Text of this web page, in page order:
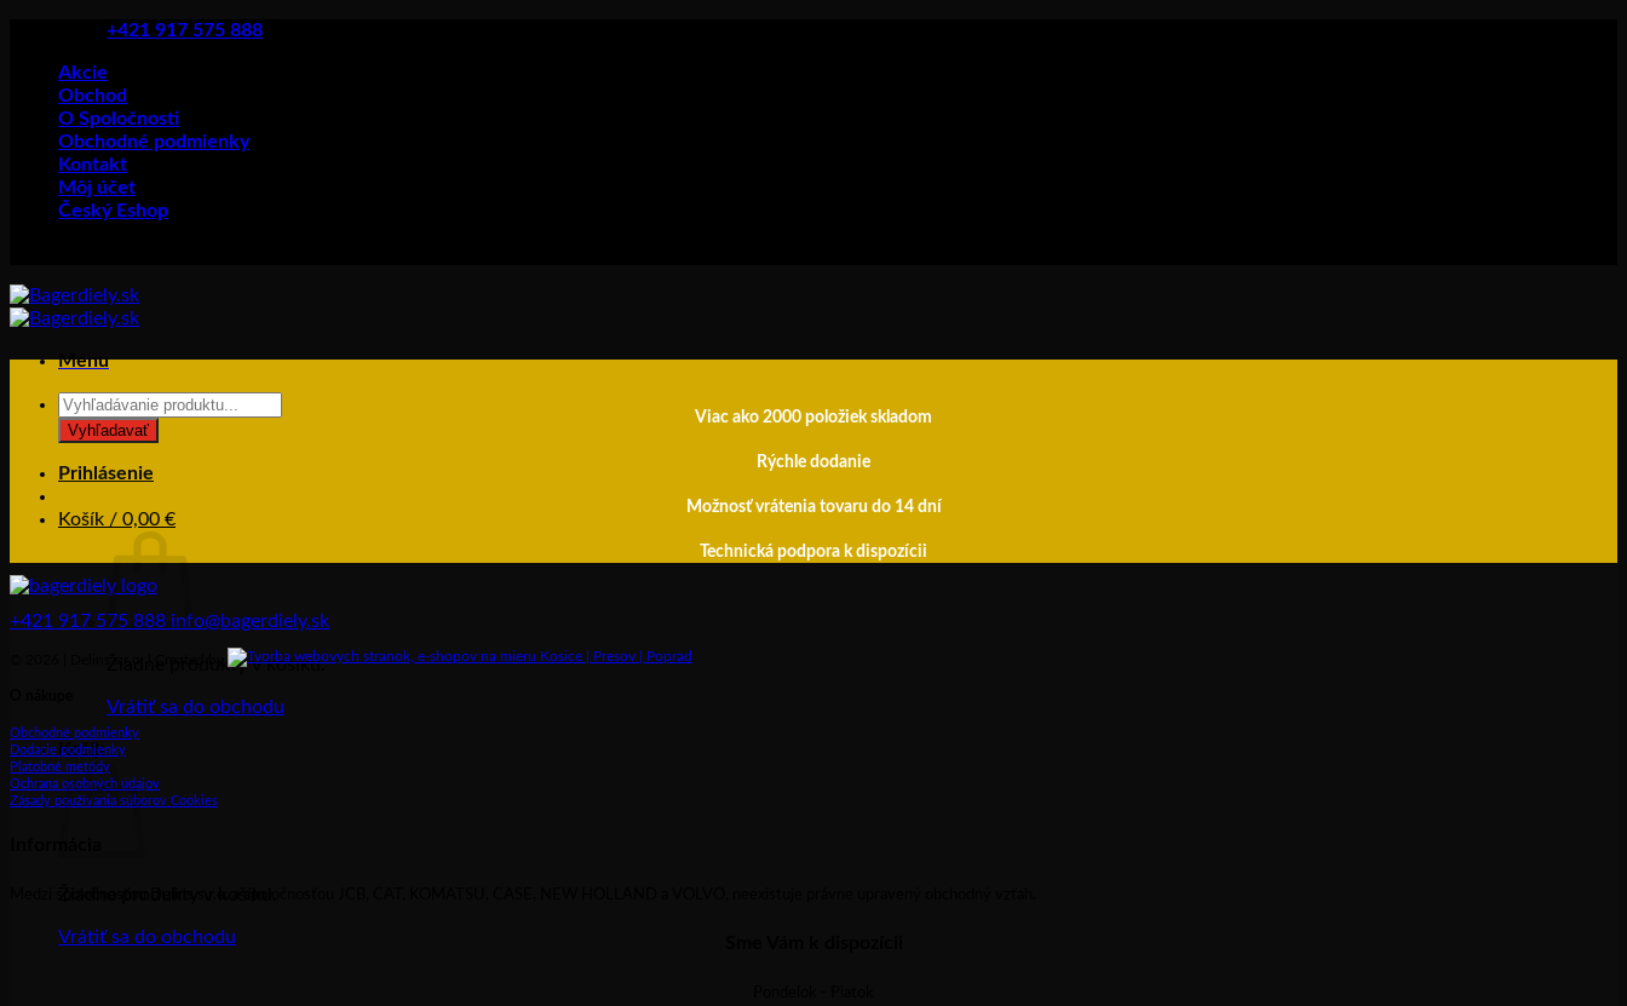
content
+421 917 575 888
Akcie
Obchod
O Spoločnosti
Obchodné podmienky
Kontakt
Môj účet
Český Eshop
Menu
Products
search
Vyhľadavať
Prihlásenie
Košík / 0,00 €
Žiadne produkty v košíku.
Vrátiť sa do obchodu
Košík
Vrátiť sa do obchodu
Viac ako 2000 položiek skladom
Rýchle dodanie
Možnosť vrátenia tovaru do 14 dní
Technická podpora k dispozícii
+421 917 575 888 info@bagerdiely.sk
Obchodné podmienky
Dodacie podmienky
Platobné metódy
Ochrana osobných údajov
Zásady používania súborov Cookies